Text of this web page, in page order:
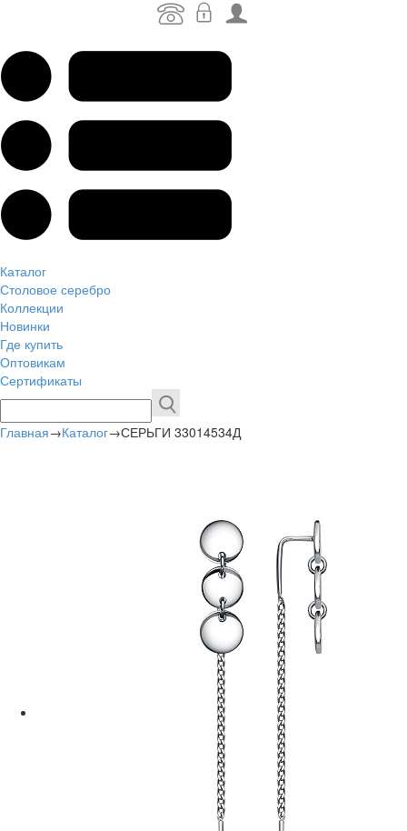
Каталог
Столовое серебро
Коллекции
Новинки
Где купить
Оптовикам
Сертификаты
Главная→Каталог→СЕРЬГИ 33014534Д